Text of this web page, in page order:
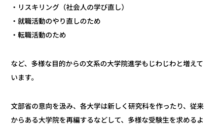
・リスキリング（社会人の学び直し）
・就職活動のやり直しのため
・転職活動のため
など、多様な目的からの文系の大学院進学もじわじわと増えて
います。
文部省の意向を汲み、各大学は新しく研究科を作ったり、従来
からある大学院を再編するなどして、多様な受験生を求めるよ